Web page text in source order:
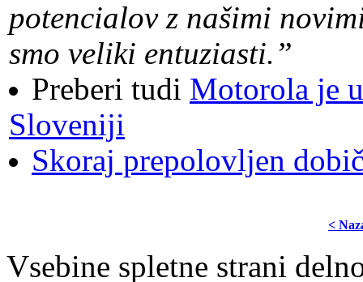
potencialov z našimi
smo veliki entuziasti.”
Preberi tudi Motorola je
Sloveniji
Skoraj prepolovljen
<
Vsebine spletne strani